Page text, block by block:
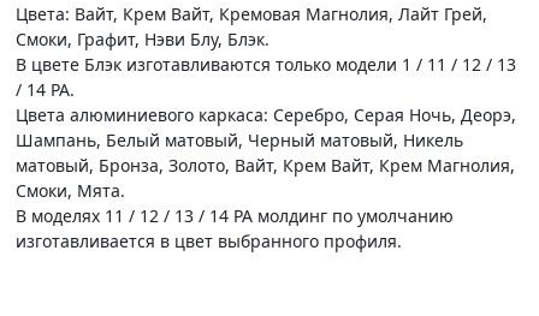
Цвета: Вайт, Крем Вайт, Кремовая Магнолия, Лайт Грей,
Смоки, Графит, Нэви Блу, Блэк.
В цвете Блэк изготавливаются только модели 1 / 11 / 12 / 13
/ 14 PA.
Цвета алюминиевого каркаса: Серебро, Серая Ночь, Деорэ,
Шампань, Белый матовый, Черный матовый, Никель
матовый, Бронза, Золото, Вайт, Крем Вайт, Крем Магнолия,
Смоки, Мята.
В моделях 11 / 12 / 13 / 14 PA молдинг по умолчанию
изготавливается в цвет выбранного профиля.